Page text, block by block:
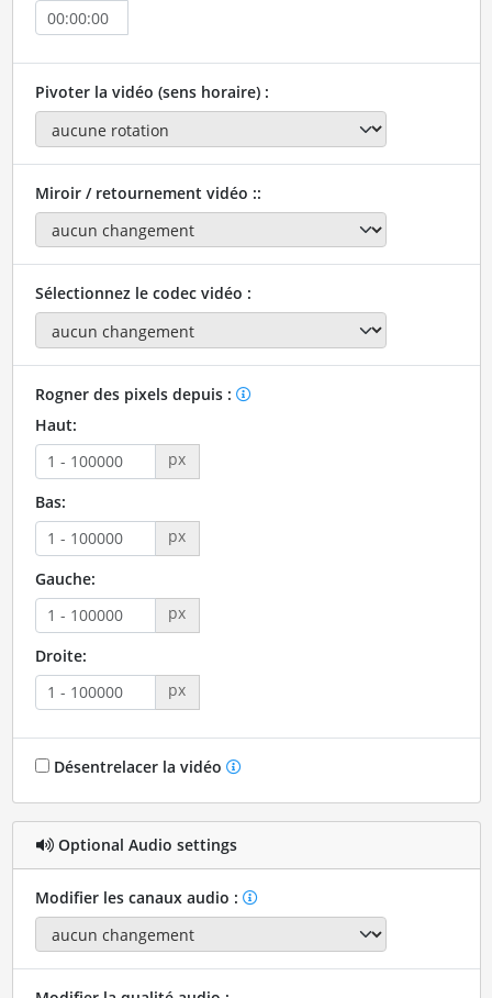
Pivoter la vidéo (sens horaire) :
Miroir / retournement vidéo ::
Sélectionnez le codec vidéo :
Rogner des pixels depuis :
Haut:
px
Bas:
px
Gauche:
px
Droite:
px
Désentrelacer la vidéo
Optional Audio settings
Modifier les canaux audio :